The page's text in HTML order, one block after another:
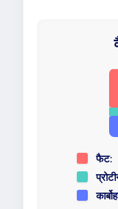
फैट: